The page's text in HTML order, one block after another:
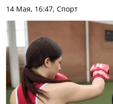
14 Мая, 16:47, Спорт